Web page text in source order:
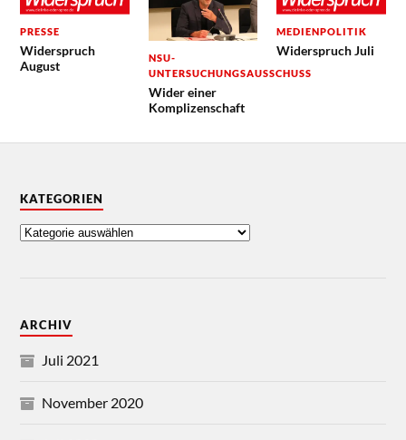
PRESSE
Widerspruch
August
NSU-
UNTERSUCHUNGSAUSSCHUSS
Wider einer
Komplizenschaft
MEDIENPOLITIK
Widerspruch Juli
KATEGORIEN
ARCHIV
Juli 2021
November 2020